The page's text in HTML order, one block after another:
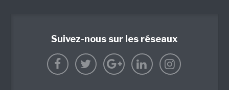
Suivez-nous sur les réseaux